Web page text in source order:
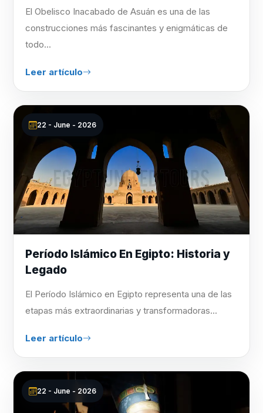
El Obelisco Inacabado de Asuán es una de las
construcciones más fascinantes y enigmáticas de
todo...
Leer artículo
22 - June - 2026
Período Islámico En Egipto: Historia y
Legado
El Período Islámico en Egipto representa una de las
etapas más extraordinarias y transformadoras...
Leer artículo
22 - June - 2026